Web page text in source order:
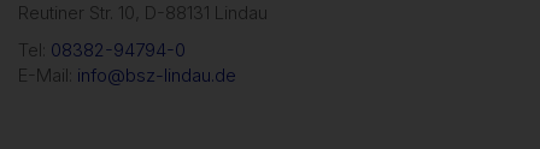
Reutiner Str. 10, D-88131 Lindau
Tel: 08382-94794-0
E-Mail: info@bsz-lindau.de